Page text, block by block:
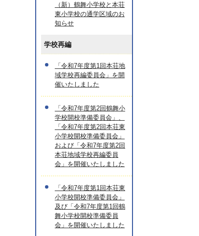
（新）鶴舞小学校と本荘
東小学校の通学区域のお
知らせ
学校再編
「令和7年度第1回本荘地
域学校再編委員会」を開
催いたしました
「令和7年度第2回鶴舞小
学校開校準備委員会」、
「令和7年度第2回本荘東
小学校開校準備委員会」
および「令和7年度第2回
本荘地域学校再編委員
会」を開催いたしました
「令和7年度第1回本荘東
小学校開校準備委員会」
及び「令和7年度第1回鶴
舞小学校開校準備委員
会」を開催いたしました